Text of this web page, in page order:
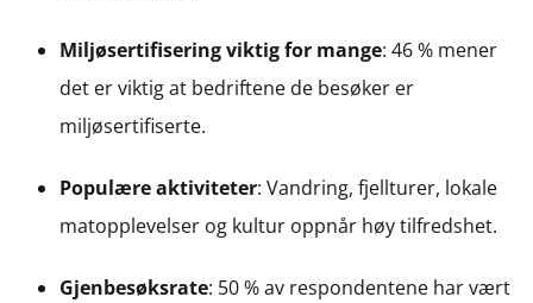
Miljøsertifisering viktig for mange: 46 % mener
det er viktig at bedriftene de besøker er
miljøsertifiserte.
Populære aktiviteter: Vandring, fjellturer, lokale
matopplevelser og kultur oppnår høy tilfredshet.
Gjenbesøksrate: 50 % av respondentene har vært